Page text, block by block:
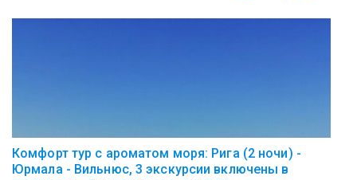
Комфорт тур с ароматом моря: Рига (2 ночи) -
Юрмала - Вильнюс, 3 экскурсии включены в